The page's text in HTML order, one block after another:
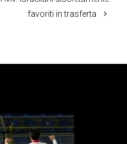
favoriti in trasferta